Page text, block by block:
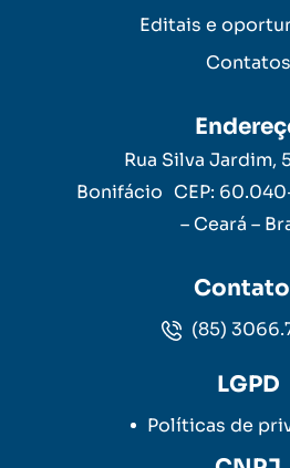
Editais e
Contatos
Rua Silva Jardim,
Bonifácio CEP:
– Ceará –
(85)
LGPD
Políticas de